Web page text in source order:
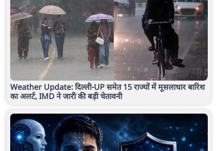
Weather Update: दिल्ली-UP समेत 15 राज्यों में मूसलाधार बारिश
का अलर्ट, IMD ने जारी की बड़ी चेतावनी